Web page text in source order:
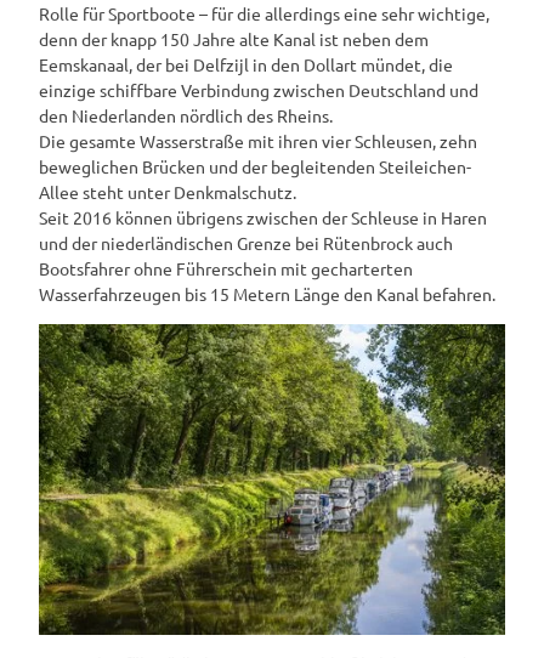
Rolle für Sportboote – für die allerdings eine sehr wichtige,
denn der knapp 150 Jahre alte Kanal ist neben dem
Eemskanaal, der bei Delfzijl in den Dollart mündet, die
einzige schiffbare Verbindung zwischen Deutschland und
den Niederlanden nördlich des Rheins.
Die gesamte Wasserstraße mit ihren vier Schleusen, zehn
beweglichen Brücken und der begleitenden Steileichen-
Allee steht unter Denkmalschutz.
Seit 2016 können übrigens zwischen der Schleuse in Haren
und der niederländischen Grenze bei Rütenbrock auch
Bootsfahrer ohne Führerschein mit gecharterten
Wasserfahrzeugen bis 15 Metern Länge den Kanal befahren.